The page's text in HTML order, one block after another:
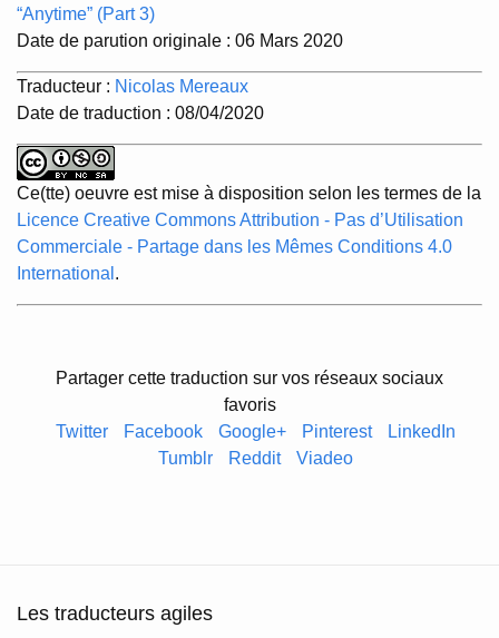
“Anytime” (Part 3)
Date de parution originale : 06 Mars 2020
Traducteur : Nicolas Mereaux
Date de traduction : 08/04/2020
Ce(tte) oeuvre est mise à disposition selon les termes de la
Licence Creative Commons Attribution - Pas d’Utilisation
Commerciale - Partage dans les Mêmes Conditions 4.0
International .
Partager cette traduction sur vos réseaux sociaux
favoris
Twitter
Facebook Google+ Pinterest
LinkedIn
Tumblr
Reddit Viadeo
Les traducteurs agiles